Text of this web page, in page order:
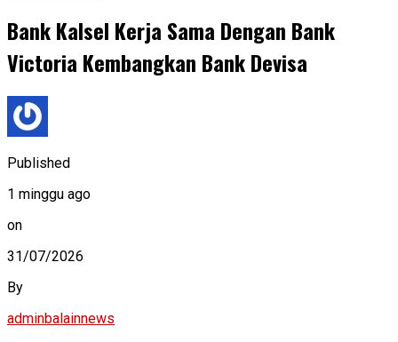
Bank Kalsel Kerja Sama Dengan Bank
Victoria Kembangkan Bank Devisa
Published
1 minggu ago
on
31/07/2026
By
adminbalainnews